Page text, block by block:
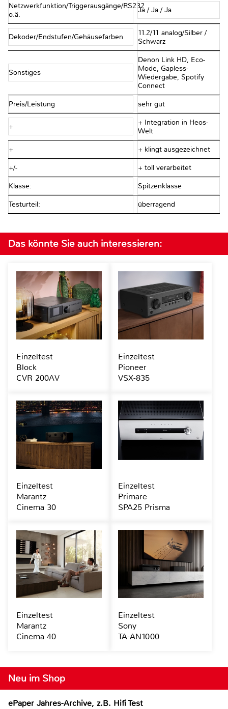
Netzwerkfunktion/Triggerausgänge/RS232
o.ä.
Ja / Ja / Ja
Dekoder/Endstufen/Gehäusefarben
11.2/11 analog/Silber /
Schwarz
Sonstiges
Denon Link HD, Eco-
Mode, Gapless-
Wiedergabe, Spotify
Connect
Preis/Leistung sehr gut
+
+ Integration in Heos-
Welt
+ + klingt ausgezeichnet
+/- + toll verarbeitet
Klasse: Spitzenklasse
Testurteil: überragend
Neu im Shop
ePaper Jahres-Archive, z.B. Hifi Test
Das könnte Sie auch interessieren:
Einzeltest
Block
CVR 200AV
Einzeltest
Pioneer
VSX-835
Einzeltest
Marantz
Cinema 30
Einzeltest
Primare
SPA25 Prisma
Einzeltest
Marantz
Cinema 40
Einzeltest
Sony
TA-AN1000